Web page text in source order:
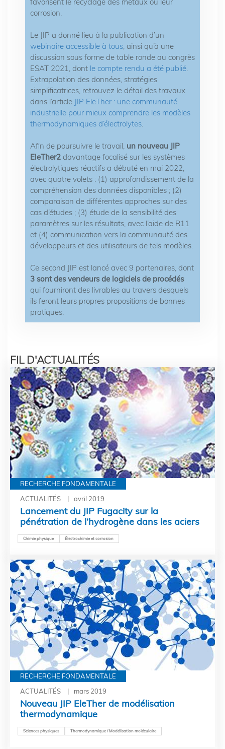
corrosion.
Le JIP a donné lieu à la publication d’un
webinaire accessible à tous, ainsi qu’à une
discussion sous forme de table ronde au congrès
ESAT 2021, dont le compte rendu a été publié.
Extrapolation des données, stratégies
simplificatrices, retrouvez le détail des travaux
dans l’article JIP EleTher : une communauté
industrielle pour mieux comprendre les modèles
thermodynamiques d’électrolytes.
Afin de poursuivre le travail, un nouveau JIP
EleTher2 davantage focalisé sur les systèmes
électrolytiques réactifs a débuté en mai 2022,
avec quatre volets : (1) approfondissement de la
compréhension des données disponibles ; (2)
comparaison de différentes approches sur des
cas d’études ; (3) étude de la sensibilité des
paramètres sur les résultats, avec l’aide de R11
et (4) communication vers la communauté des
développeurs et des utilisateurs de tels modèles.
Ce second JIP est lancé avec 9 partenaires, dont
3 sont des vendeurs de logiciels de procédés
qui fourniront des livrables au travers desquels
ils feront leurs propres propositions de bonnes
pratiques.
FIL D'ACTUALITÉS
RECHERCHE FONDAMENTALE
ACTUALITÉS
avril 2019
Lancement du JIP Fugacity sur la
pénétration de l’hydrogène dans les aciers
Chimie physique Électrochimie et corrosion
RECHERCHE FONDAMENTALE
ACTUALITÉS
mars 2019
Nouveau JIP EleTher de modélisation
thermodynamique
Sciences physiques Thermodynamique / Modélisation moléculaire